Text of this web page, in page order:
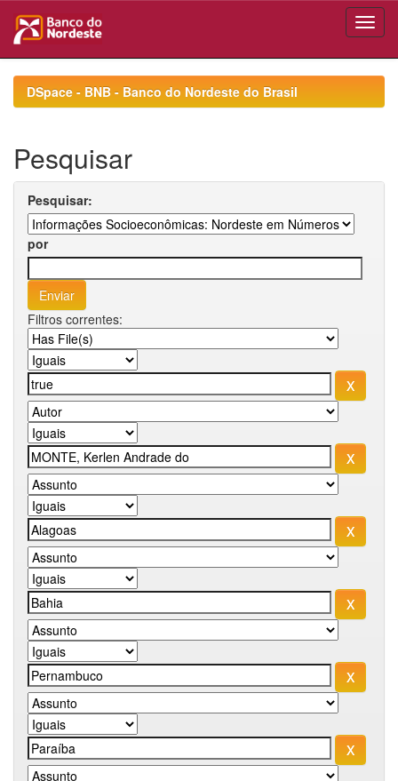
navigationDSpace - BNB - Banco do Nordeste do Brasil
Pesquisar
Pesquisar:
por
Filtros correntes: